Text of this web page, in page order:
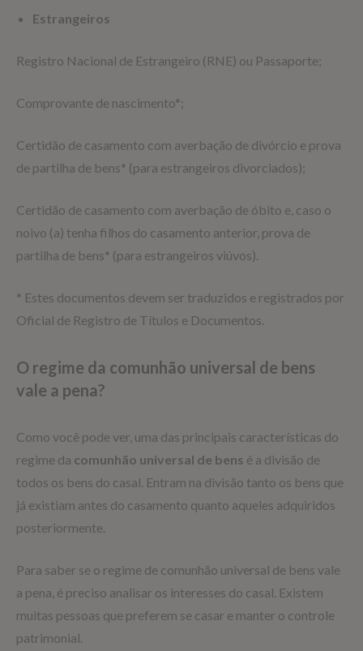
Estrangeiros
Registro Nacional de Estrangeiro (RNE) ou Passaporte;
Comprovante de nascimento*;
Certidão de casamento com averbação de divórcio e prova
de partilha de bens* (para estrangeiros divorciados);
Certidão de casamento com averbação de óbito e, caso o
noivo (a) tenha filhos do casamento anterior, prova de
partilha de bens* (para estrangeiros viúvos).
* Estes documentos devem ser traduzidos e registrados por
Oficial de Registro de Títulos e Documentos.
O regime da comunhão universal de bens
vale a pena?
Como você pode ver, uma das principais características do
regime da comunhão universal de bens é a divisão de
todos os bens do casal. Entram na divisão tanto os bens que
já existiam antes do casamento quanto aqueles adquiridos
posteriormente.
Para saber se o regime de comunhão universal de bens vale
a pena, é preciso analisar os interesses do casal. Existem
muitas pessoas que preferem se casar e manter o controle
patrimonial.